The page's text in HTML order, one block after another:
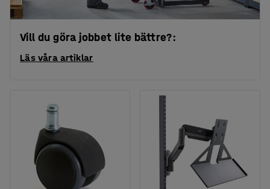
Vill du göra jobbet lite bättre?:
Läs våra artiklar